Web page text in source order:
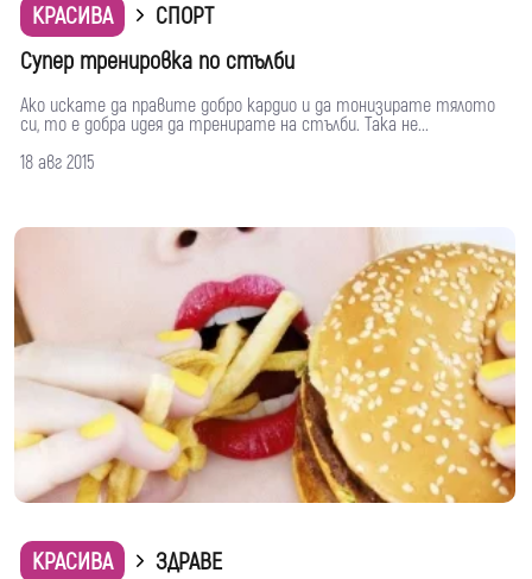
КРАСИВА
СПОРТ
Супер тренировка по стълби
Ако искате да правите добро кардио и да тонизирате тялото
си, то e добра идея да тренирате на стълби. Така не...
18 авг 2015
КРАСИВА
ЗДРАВЕ